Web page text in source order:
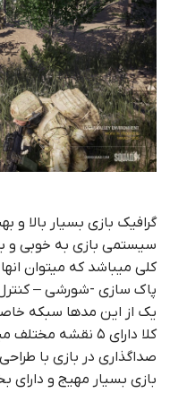
گرافیک بازی بسیار بالا
کلی میباشد که میتوان
پاک سازی -شورشی – کنترل
یک از این مدها سبکه
کلا دارای ۵ نقشه
صداگذاری در بازی با
بازی بسیار مهیج و دارای